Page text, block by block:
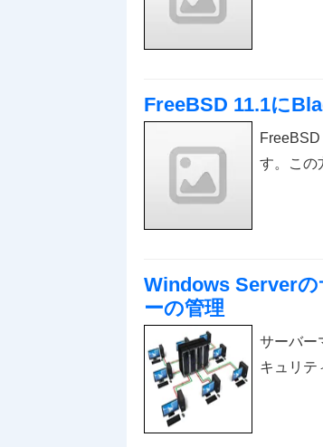
FreeBSD 11.1に
す。この
Windows Serverの
ーの管理
サーバー
キュリテ